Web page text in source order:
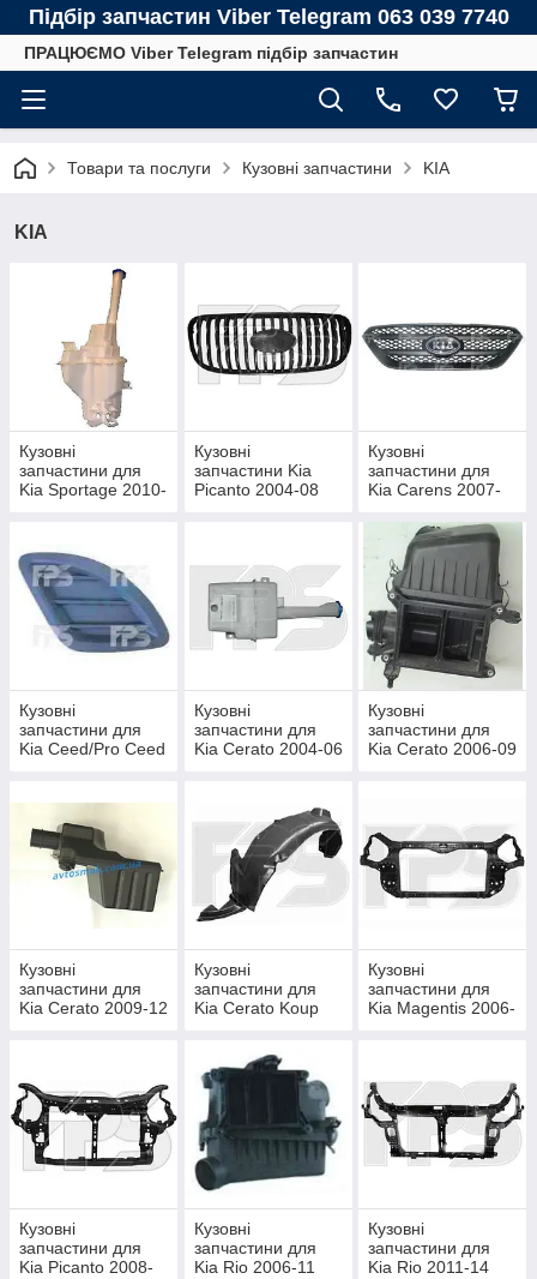
Підбір запчастин Viber Telegram 063 039 7740
ПРАЦЮЄМО Viber Telegram підбір запчастин
Товари та послуги Кузовні запчастини KIA
KIA
Кузовні
запчастини для
Kia Sportage 2010-
Кузовні
запчастини Kia
Picanto 2004-08
Кузовні
запчастини для
Kia Carens 2007-
Кузовні
запчастини для
Kia Ceed/Pro Ceed
Кузовні
запчастини для
Kia Cerato 2004-06
Кузовні
запчастини для
Kia Cerato 2006-09
Кузовні
запчастини для
Kia Cerato 2009-12
Кузовні
запчастини для
Kia Cerato Koup
Кузовні
запчастини для
Kia Magentis 2006-
Кузовні
запчастини для
Kia Picanto 2008-
Кузовні
запчастини для
Kia Rio 2006-11
Кузовні
запчастини для
Kia Rio 2011-14